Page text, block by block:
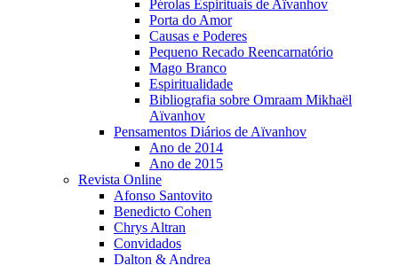
Pérolas Espirituais de Aïvanhov
Porta do Amor
Causas e Poderes
Pequeno Recado Reencarnatório
Mago Branco
Espiritualidade
Bibliografia sobre Omraam Mikhaël
Aïvanhov
Pensamentos Diários de Aïvanhov
Ano de 2014
Ano de 2015
Revista Online
Afonso Santovito
Benedicto Cohen
Chrys Altran
Convidados
Dalton & Andrea